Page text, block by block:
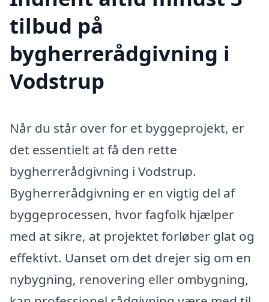
tilbud på
bygherrerådgivning i
Vodstrup
Når du står over for et byggeprojekt, er
det essentielt at få den rette
bygherrerådgivning i Vodstrup.
Bygherrerådgivning er en vigtig del af
byggeprocessen, hvor fagfolk hjælper
med at sikre, at projektet forløber glat og
effektivt. Uanset om det drejer sig om en
nybygning, renovering eller ombygning,